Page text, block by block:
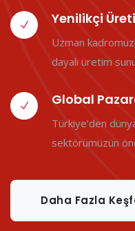
Yenilikçi
Uzman
dayalı üretim
Global
Türkiye’den
sektörümüzün
Daha Fazla